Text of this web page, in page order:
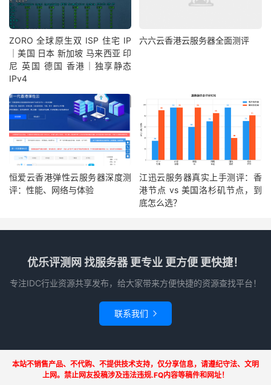
ZORO 全球原生双 ISP 住宅 IP
｜美国 日本 新加坡 马来西亚 印
尼 英国 德国 香港｜独享静态
IPv4
六六云香港云服务器全面测评
恒爱云香港弹性云服务器深度测
评：性能、网络与体验
江迅云服务器真实上手测评：香
港节点 vs 美国洛杉矶节点，到
底怎么选？
优乐评测网 找服务器 更专业 更方便 更快捷！
专注IDC行业资源共享发布，给大家带来方便快捷的资源查找平台！
联系我们 
本站不销售产品、不代购、不提供技术支持，仅分享信息，请遵纪守法、文明
上网。禁止网友投稿涉及违法违规.FQ内容等稿件和网址！